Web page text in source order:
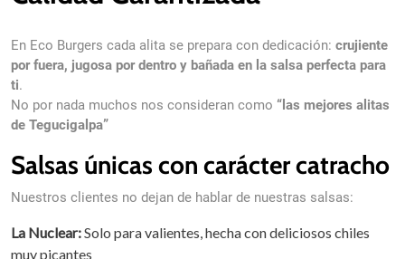
En Eco Burgers cada alita se prepara con dedicación: crujiente
por fuera, jugosa por dentro y bañada en la salsa perfecta para
ti.
No por nada muchos nos consideran como “las mejores alitas
de Tegucigalpa”
Cei care doresc să testeze avantajele pot accesa uncredit
financiar permite rambursarea sumei împrumutate integral, fără
ideal pentru clienții noi.
Salsas únicas con carácter catracho
Nuestros clientes no dejan de hablar de nuestras salsas:
La Nuclear:Solo para valientes, hecha con deliciosos chiles
muy picantes